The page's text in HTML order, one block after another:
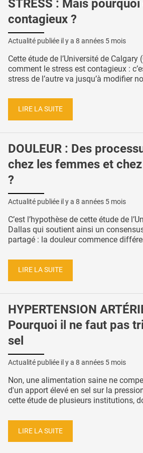
STRESS : Mais
contagieux ?
Actualité publiée il y a 8 années 5 mois
Cette étude de l’Université de
comment le stress est contagieux :
stress de l’autre va jusqu’à modifier
LIRE LA SUITE
DOULEUR : Des
chez les femmes et
?
Actualité publiée il y a 8 années 5 mois
C’est l’hypothèse de cette étude de
Dallas qui soutient ainsi un
partagé : la douleur commence
LIRE LA SUITE
HYPERTENSION
Pourquoi il ne faut pas
sel
Actualité publiée il y a 8 années 5 mois
Non, une alimentation saine ne
d'un apport élevé en sel sur la
cette étude de plusieurs institutions,
LIRE LA SUITE